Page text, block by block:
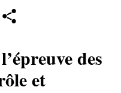
des
et